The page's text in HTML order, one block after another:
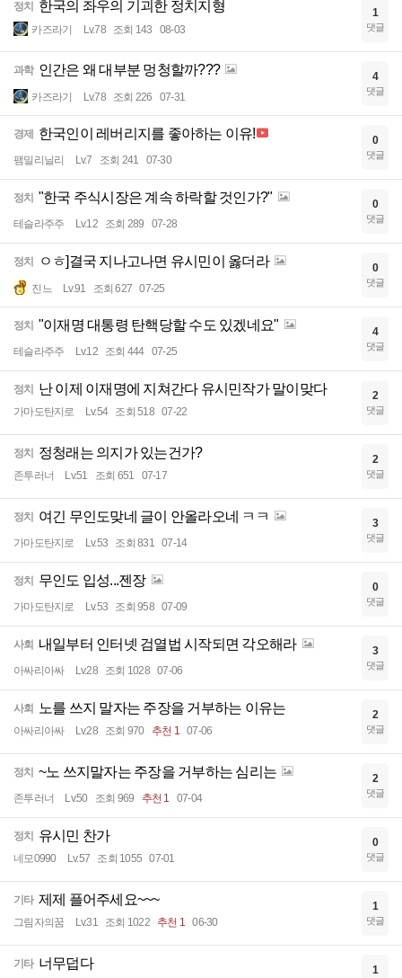
정치 한국의 좌우의 기괴한 정치지형
카즈라기 Lv.78 조회 143 08-03
1
댓글
과학 인간은 왜 대부분 멍청할까???
카즈라기 Lv.78 조회 226 07-31
4
댓글
경제 한국인이 레버리지를 좋아하는 이유!
팸밀리닐리 Lv.7 조회 241 07-30
0
댓글
정치 "한국 주식시장은 계속 하락할 것인가?"
테슬라주주 Lv.12 조회 289 07-28
0
댓글
정치 ㅇㅎ]결국 지나고나면 유시민이 옳더라
진느 Lv.91 조회 627 07-25
0
댓글
정치 "이재명 대통령 탄핵당할 수도 있겠네요"
테슬라주주 Lv.12 조회 444 07-25
4
댓글
정치 난 이제 이재명에 지쳐간다 유시민작가 말이맞다
가마도탄지로 Lv.54 조회 518 07-22
2
댓글
정치 정청래는 의지가 있는건가?
존투러너 Lv.51 조회 651 07-17
2
댓글
정치 여긴 무인도맞네 글이 안올라오네 ㅋㅋ
가마도탄지로 Lv.53 조회 831 07-14
3
댓글
정치 무인도 입성...젠장
가마도탄지로 Lv.53 조회 958 07-09
0
댓글
사회 내일부터 인터넷 검열법 시작되면 각오해라
아싸리아싸 Lv.28 조회 1028 07-06
3
댓글
사회 노를 쓰지 말자는 주장을 거부하는 이유는
아싸리아싸 Lv.28 조회 970 추천 1 07-06
2
댓글
정치 ~노 쓰지말자는 주장을 거부하는 심리는
존투러너 Lv.50 조회 969 추천 1 07-04
2
댓글
정치 유시민 찬가
네모0990 Lv.57 조회 1055 07-01
0
댓글
기타 제제 플어주세요~~~
그림자의꿈 Lv.31 조회 1022 추천 1 06-30
1
댓글
기타 너무덥다 1